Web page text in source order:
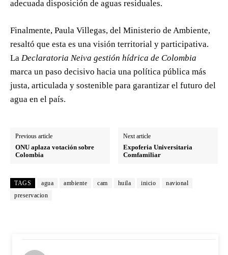
adecuada disposición de aguas residuales.
Finalmente, Paula Villegas, del Ministerio de Ambiente,
resaltó que esta es una visión territorial y participativa.
La Declaratoria Neiva gestión hídrica de Colombia
marca un paso decisivo hacia una política pública más
justa, articulada y sostenible para garantizar el futuro del
agua en el país.
Previous article
ONU aplaza votación sobre
Colombia
Next article
Expoferia Universitaria
Comfamiliar
TAGS agua ambiente cam huila inicio
navional
preservacion